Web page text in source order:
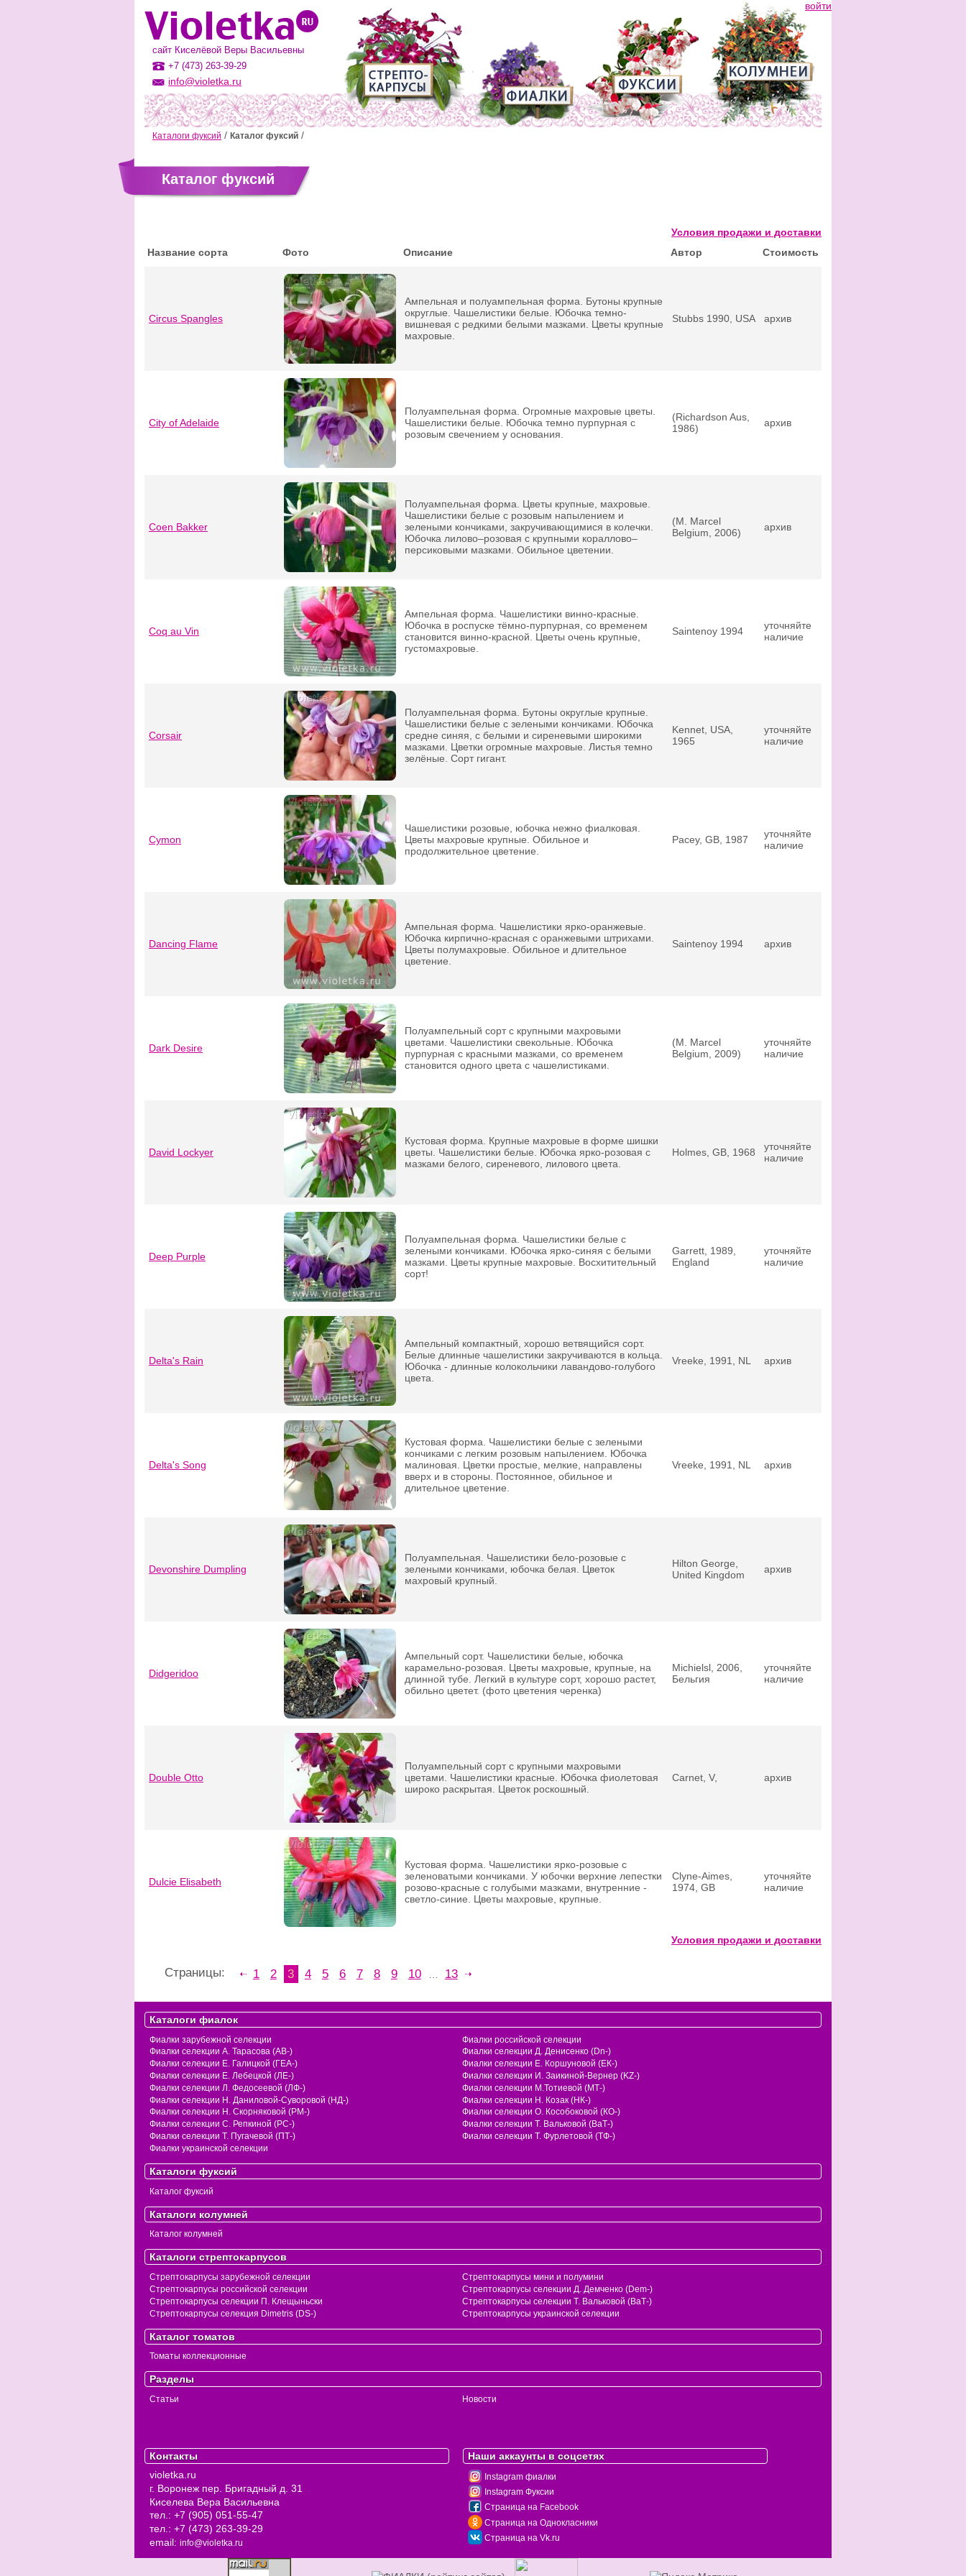
войти
сайт Киселёвой Веры Васильевны
+7 (473) 263-39-29
info@violetka.ru
Каталоги фуксий Каталог фуксий
Каталог фуксий
Условия продажи и доставки
Название сорта
Фото Описание Автор Стоимость
Circus Spangles
Ампельная и полуампельная форма. Бутоны крупные
округлые. Чашелистики белые. Юбочка темно-
вишневая с редкими белыми мазками. Цветы крупные
махровые.
Stubbs 1990, USA архив
City of Adelaide
Полуампельная форма. Огромные махровые цветы.
Чашелистики белые. Юбочка темно пурпурная с
розовым свечением у основания.
(Richardson Aus,
1986)
архив
Coen Bakker
Полуампельная форма. Цветы крупные, махровые.
Чашелистики белые с розовым напылением и
зелеными кончиками, закручивающимися в колечки.
Юбочка лилово–розовая с крупными кораллово–
персиковыми мазками. Обильное цветении.
(M. Marcel
Belgium, 2006)
архив
Coq au Vin
Ампельная форма. Чашелистики винно-красные.
Юбочка в роспуске тёмно-пурпурная, со временем
становится винно-красной. Цветы очень крупные,
густомахровые.
Saintenoy 1994
уточняйте
наличие
Corsair
Полуампельная форма. Бутоны округлые крупные.
Чашелистики белые с зелеными кончиками. Юбочка
средне синяя, с белыми и сиреневыми широкими
мазками. Цветки огромные махровые. Листья темно
зелёные. Сорт гигант.
Kennet, USA,
1965
уточняйте
наличие
Cymon
Чашелистики розовые, юбочка нежно фиалковая.
Цветы махровые крупные. Обильное и
продолжительное цветение.
Pacey, GB, 1987
уточняйте
наличие
Dancing Flame
Ампельная форма. Чашелистики ярко-оранжевые.
Юбочка кирпично-красная с оранжевыми штрихами.
Цветы полумахровые. Обильное и длительное
цветение.
Saintenoy 1994 архив
Dark Desire
Полуампельный сорт с крупными махровыми
цветами. Чашелистики свекольные. Юбочка
пурпурная с красными мазками, со временем
становится одного цвета с чашелистиками.
(M. Marcel
Belgium, 2009)
уточняйте
наличие
David Lockyer
Кустовая форма. Крупные махровые в форме шишки
цветы. Чашелистики белые. Юбочка ярко-розовая с
мазками белого, сиреневого, лилового цвета.
Holmes, GB, 1968
уточняйте
наличие
Deep Purple
Полуампельная форма. Чашелистики белые с
зелеными кончиками. Юбочка ярко-синяя с белыми
мазками. Цветы крупные махровые. Восхитительный
сорт!
Garrett, 1989,
England
уточняйте
наличие
Delta's Rain
Ампельный компактный, хорошо ветвящийся сорт.
Белые длинные чашелистики закручиваются в кольца.
Юбочка - длинные колокольчики лавандово-голубого
цвета.
Vreeke, 1991, NL архив
Delta's Song
Кустовая форма. Чашелистики белые с зелеными
кончиками с легким розовым напылением. Юбочка
малиновая. Цветки простые, мелкие, направлены
вверх и в стороны. Постоянное, обильное и
длительное цветение.
Vreeke, 1991, NL архив
Devonshire Dumpling
Полуампельная. Чашелистики бело-розовые с
зелеными кончиками, юбочка белая. Цветок
махровый крупный.
Hilton George,
United Kingdom
архив
Didgeridoo
Ампельный сорт. Чашелистики белые, юбочка
карамельно-розовая. Цветы махровые, крупные, на
длинной тубе. Легкий в культуре сорт, хорошо растет,
обильно цветет. (фото цветения черенка)
Michielsl, 2006,
Бельгия
уточняйте
наличие
Double Otto
Полуампельный сорт с крупными махровыми
цветами. Чашелистики красные. Юбочка фиолетовая
широко раскрытая. Цветок роскошный.
Carnet, V, архив
Dulcie Elisabeth
Кустовая форма. Чашелистики ярко-розовые с
зеленоватыми кончиками. У юбочки верхние лепестки
розово-красные с голубыми мазками, внутренние -
светло-синие. Цветы махровые, крупные.
Clyne-Aimes,
1974, GB
уточняйте
наличие
Условия продажи и доставки
Страницы: 1 2 3 4 5 6 7 8 9 10 13
Каталоги фиалок
Фиалки зарубежной селекции
Фиалки российской селекции
Фиалки селекции А. Тарасова (АВ-)
Фиалки селекции Д. Денисенко (Dn-)
Фиалки селекции Е. Галицкой (ГЕА-)
Фиалки селекции Е. Коршуновой (ЕК-)
Фиалки селекции Е. Лебецкой (ЛЕ-)
Фиалки селекции И. Заикиной-Вернер (KZ-)
Фиалки селекции Л. Федосеевой (ЛФ-)
Фиалки селекции М.Тотиевой (МТ-)
Фиалки селекции Н. Даниловой-Суворовой (НД-)
Фиалки селекции Н. Козак (НК-)
Фиалки селекции Н. Скорняковой (РМ-)
Фиалки селекции О. Кособоковой (КО-)
Фиалки селекции С. Репкиной (РС-)
Фиалки селекции Т. Вальковой (ВаТ-)
Фиалки селекции Т. Пугачевой (ПТ-)
Фиалки селекции Т. Фурлетовой (ТФ-)
Фиалки украинской селекции
Каталоги фуксий
Каталог фуксий
Каталоги колумней
Каталог колумней
Каталоги стрептокарпусов
Стрептокарпусы зарубежной селекции
Стрептокарпусы мини и полумини
Стрептокарпусы российской селекции
Стрептокарпусы селекции Д. Демченко (Dem-)
Стрептокарпусы селекции П. Клещыньски
Стрептокарпусы селекции Т. Вальковой (ВаТ-)
Стрептокарпусы селекция Dimetris (DS-)
Стрептокарпусы украинской селекции
Каталог томатов
Томаты коллекционные
Разделы
Статьи Новости
Контакты
violetka.ru
г. Воронеж пер. Бригадный д. 31
Киселева Вера Васильевна
тел.: +7 (905) 051-55-47
тел.: +7 (473) 263-39-29
email: info@violetka.ru
Наши аккаунты в соцсетях
Instagram фиалки
Instagram Фуксии
Страница на Facebook
Страница на Однокласники
Страница на Vk.ru